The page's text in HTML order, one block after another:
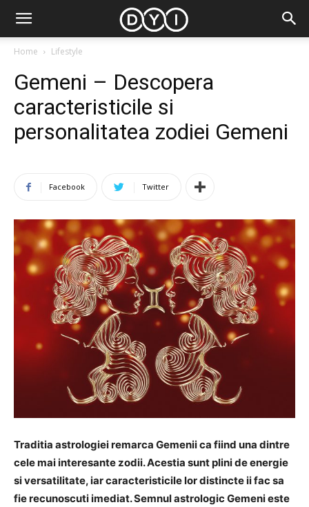
Home Lifestyle
Gemeni – Descopera
caracteristicile si
personalitatea zodiei Gemeni
Facebook Twitter
Traditia astrologiei remarca Gemenii ca fiind una dintre
cele mai interesante zodii. Acestia sunt plini de energie
si versatilitate, iar caracteristicile lor distincte ii fac sa
fie recunoscuti imediat. Semnul astrologic Gemeni este